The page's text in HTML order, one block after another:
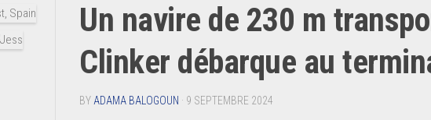
Un navire de 230 m
Clinker débarque au
BY ADAMA BALOGOUN · 9 SEPTEMBRE 2024